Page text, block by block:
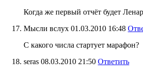
Когда же первый отчёт будет
Мысли вслух 01.03.2010 16:48
С какого числа стартует марафон?
seras 08.03.2010 21:50 Ответить